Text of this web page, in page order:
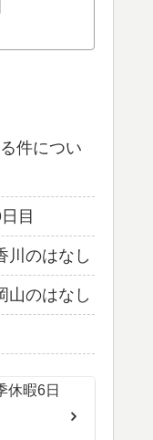
件につい
目
のはなし
のはなし
暇6日